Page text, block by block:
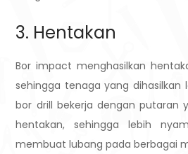
3. Hentakan
Bor impact menghasilkan
sehingga tenaga yang dihasilkan
bor drill bekerja dengan putaran
hentakan, sehingga lebih
membuat lubang pada berbagai